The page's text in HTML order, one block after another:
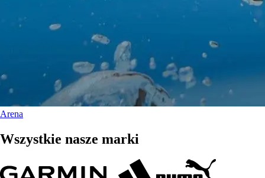
Arena
Wszystkie nasze marki